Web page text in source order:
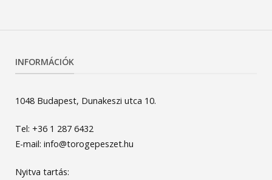
INFORMÁCIÓK
1048 Budapest, Dunakeszi utca 10.
Tel: +36 1 287 6432
E-mail: info@torogepeszet.hu
Nyitva tartás: